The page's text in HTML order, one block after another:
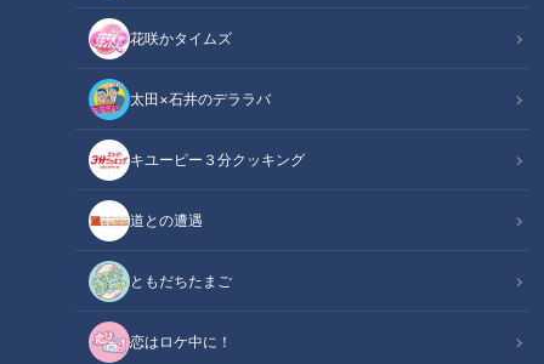
花咲かタイムズ
太田×石井のデララバ
キユーピー３分クッキング
道との遭遇
ともだちたまご
恋はロケ中に！
CBCテレビ：画像『キユーピー3分クッキング』
キユーピー３分クッキング
レシピ紹介
旬のさやいんげんを味わう一品。素揚げにしてバルサミコ酢で
味つけしたさやいんげんとクリーミーなマッシュポテトがよく
合います。（講師：髙井英克先生／キユーピー３分クッキング